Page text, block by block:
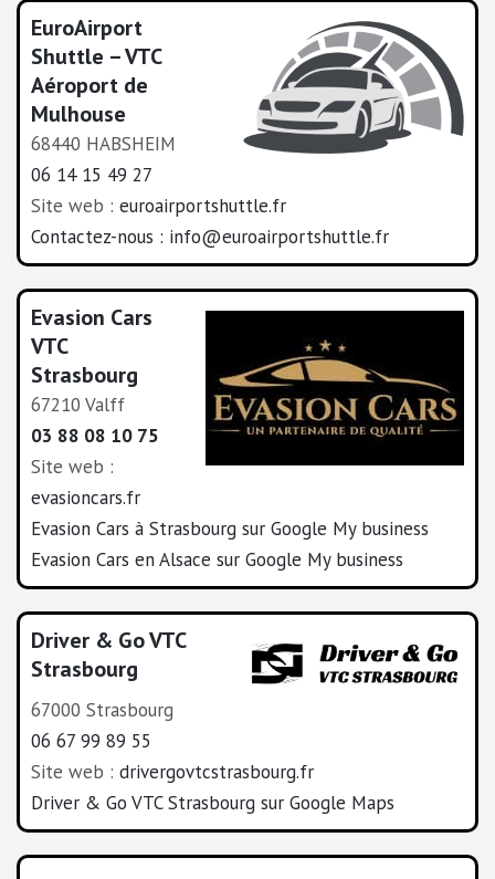
EuroAirport
Shuttle – VTC
Aéroport de
Mulhouse
68440 HABSHEIM
06 14 15 49 27
Site web : euroairportshuttle.fr
Contactez-nous : info@euroairportshuttle.fr
Evasion Cars
VTC
Strasbourg
67210 Valff
03 88 08 10 75
Site web :
evasioncars.fr
Evasion Cars à Strasbourg sur Google My business
Evasion Cars en Alsace sur Google My business
Driver & Go VTC
Strasbourg
67000 Strasbourg
06 67 99 89 55
Site web : drivergovtcstrasbourg.fr
Driver & Go VTC Strasbourg sur Google Maps